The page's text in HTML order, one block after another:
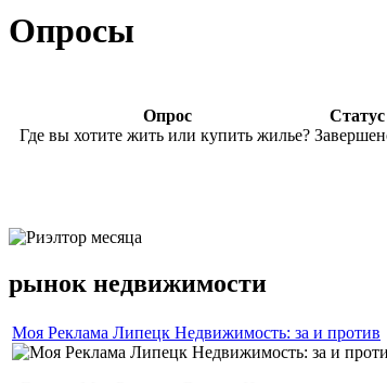
Опросы
Опрос
Статус
Где вы хотите жить или купить жилье?
рынок недвижимости
Моя Реклама Липецк Недвижимость: за и против